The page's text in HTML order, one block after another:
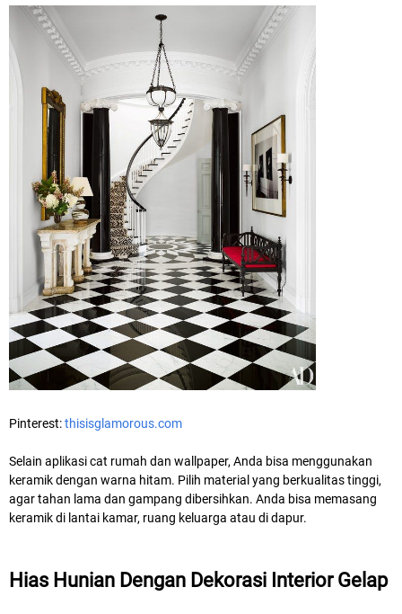
Pinterest:thisisglamorous.com
Selain aplikasi cat rumah dan wallpaper, Anda bisa menggunakan
keramik dengan warna hitam. Pilih material yang berkualitas tinggi,
agar tahan lama dan gampang dibersihkan. Anda bisa memasang
keramik di lantai kamar, ruang keluarga atau di dapur.
Hias Hunian Dengan Dekorasi Interior Gelap